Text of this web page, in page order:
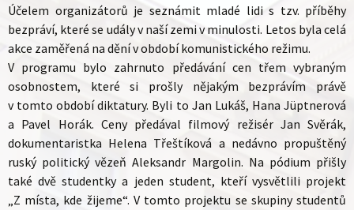
Účelem organizátorů je seznámit mladé lidi s tzv. příběhy
bezpráví, které se udály v naší zemi v minulosti. Letos byla celá
akce zaměřená na dění v období komunistického režimu.
V programu bylo zahrnuto předávání cen třem vybraným
osobnostem, které si prošly nějakým bezprávím právě
v tomto období diktatury. Byli to Jan Lukáš, Hana Jüptnerová
a Pavel Horák. Ceny předával filmový režisér Jan Svěrák,
dokumentaristka Helena Třeštíková a nedávno propuštěný
ruský politický vězeň Aleksandr Margolin. Na pódium přišly
také dvě studentky a jeden student, kteří vysvětlili projekt
„Z místa, kde žijeme“. V tomto projektu se skupiny studentů